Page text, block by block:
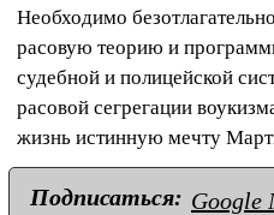
Необходимо
расовую теорию и
судебной и полицейской
расовой сегрегации
жизнь истинную мечту
Подписаться: Google